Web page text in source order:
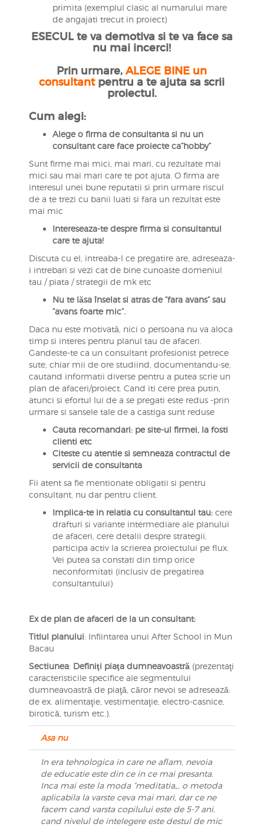
primita (exemplul clasic al numarului mare
de angajati trecut in proiect)
ESECUL te va demotiva si te va face sa
nu mai incerci!
Prin urmare,ALEGE BINE un
consultantpentru a te ajuta sa scrii
proiectul.
Cum alegi:
Alege o firma de consultanta si nu un
consultant care face proiecte ca”hobby”
Sunt firme mai mici, mai mari, cu rezultate mai
mici sau mai mari care te pot ajuta. O firma are
interesul unei bune reputatii si prin urmare riscul
de a te trezi cu banii luati si fara un rezultat este
mai mic
Intereseaza-te despre firma si consultantul
care te ajuta!
Discuta cu el, intreaba-l ce pregatire are, adreseaza-
i intrebari si vezi cat de bine cunoaste domeniul
tau / piata / strategii de mk etc
Nu te lăsa înselat si atras de ”fara avans” sau
”avans foarte mic”.
Daca nu este motivată, nici o persoana nu va aloca
timp si interes pentru planul tau de afaceri.
Gandeste-te ca un consultant profesionist petrece
sute, chiar mii de ore studiind, documentandu-se,
cautand informatii diverse pentru a putea scrie un
plan de afaceri/proiect. Cand iti cere prea putin,
atunci si efortul lui de a se pregati este redus -prin
urmare si sansele tale de a castiga sunt reduse
Cauta recomandari: pe site-ul firmei, la fosti
clienti etc
Citeste cu atentie si semneaza contractul de
servicii de consultanta
Fii atent sa fie mentionate obligatii si pentru
consultant, nu dar pentru client.
Implica-te in relatia cu consultantul tau:cere
drafturi si variante intermediare ale planului
de afaceri, cere detalii despre strategii,
participa activ la scrierea proiectului pe flux.
Vei putea sa constati din timp orice
neconformitati (inclusiv de pregatirea
consultantului)
Ex de plan de afaceri de la un consultant:
Titlul planului: Infiintarea unui After School in Mun
Bacau
Sectiunea: Definiţi piaţa dumneavoastră (prezentaţi
caracteristicile specifice ale segmentului
dumneavoastră de piaţă, căror nevoi se adresează:
de ex. alimentaţie, vestimentaţie, electro-casnice,
birotică, turism etc.).
Asa nu
In era tehnologica in care ne aflam, nevoia
de educatie este din ce in ce mai presanta.
Inca mai este la moda ”meditatia„, o metoda
aplicabila la varste ceva mai mari, dar ce ne
facem cand varsta copilului este de 5-7 ani,
cand nivelul de intelegere este destul de mic